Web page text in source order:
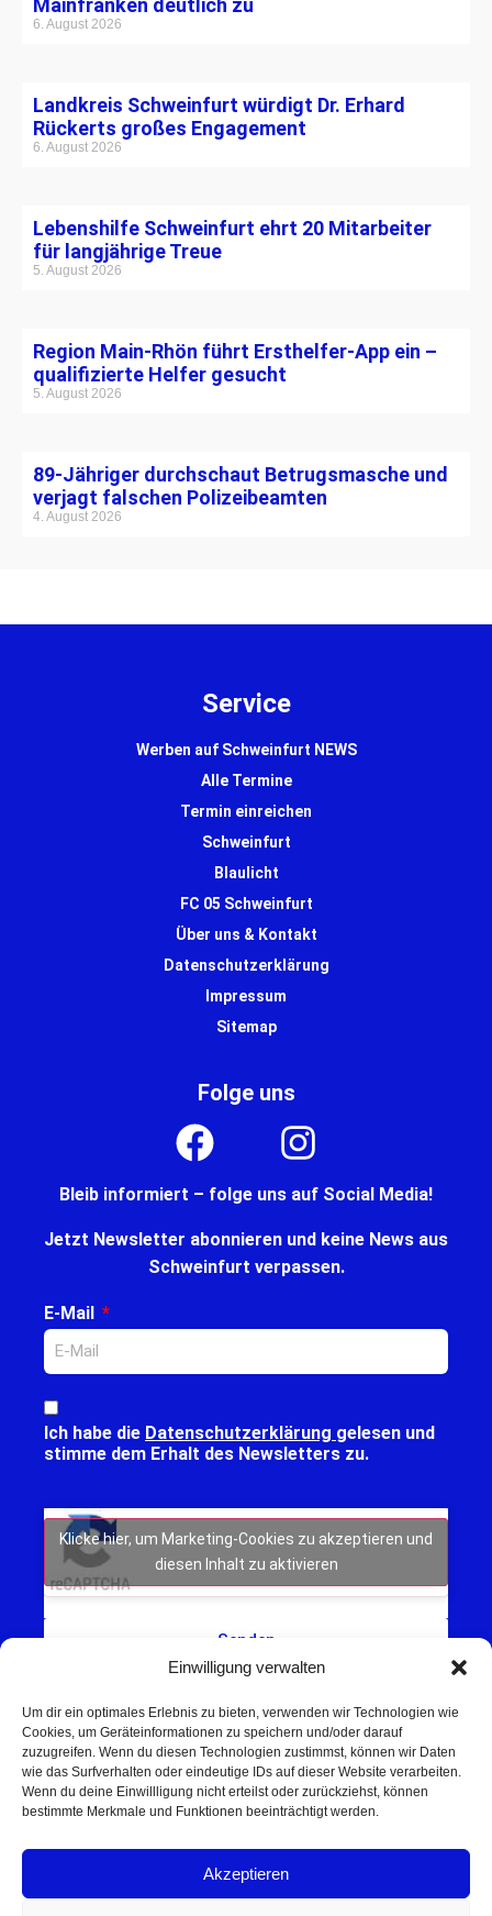
Einwilligung verwalten
Um dir ein optimales Erlebnis zu bieten, verwenden wir Technologien wie
Cookies, um Geräteinformationen zu speichern und/oder darauf
zuzugreifen. Wenn du diesen Technologien zustimmst, können wir Daten
wie das Surfverhalten oder eindeutige IDs auf dieser Website verarbeiten.
Wenn du deine Einwillligung nicht erteilst oder zurückziehst, können
bestimmte Merkmale und Funktionen beeinträchtigt werden.
Akzeptieren
Mainfranken deutlich zu
6. August 2026
Landkreis Schweinfurt würdigt Dr. Erhard
Rückerts großes Engagement
6. August 2026
Lebenshilfe Schweinfurt ehrt 20 Mitarbeiter
für langjährige Treue
5. August 2026
Region Main-Rhön führt Ersthelfer-App ein –
qualifizierte Helfer gesucht
5. August 2026
89-Jähriger durchschaut Betrugsmasche und
verjagt falschen Polizeibeamten
4. August 2026
Service
Werben auf Schweinfurt NEWS
Alle Termine
Termin einreichen
Schweinfurt
Blaulicht
FC 05 Schweinfurt
Über uns & Kontakt
Datenschutzerklärung
Impressum
Sitemap
Schweinfurt NEWS – Aktuelle Nachrichten,
Umgebung.
Folge uns
Bleib informiert – folge uns auf Social Media!
Jetzt Newsletter abonnieren und keine News aus
Schweinfurt verpassen.
E-Mail
Ich habe die Datenschutzerklärung gelesen und
stimme dem Erhalt des Newsletters zu.
Klicke hier, um Marketing-Cookies zu akzeptieren und
diesen Inhalt zu aktivieren
Senden